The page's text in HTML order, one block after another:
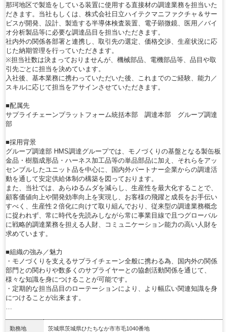
那珂地区で製造をしている装置に使用する直接材の調達業務を担当いた
だきます。当社もしくは、株式会社日立ハイテクマニファクチャ＆サー
ビスが開発、設計、製造する半導体検査装置、電子顕微鏡、医用／バイ
オ分析製品等に必要な調達品目を担当いただきます。
社内外の関係各部署と連携し、取引先の選定、価格交渉、生産状況に応
じた納期管理を行っていただきます。
※担当社数は決まっておりませんが、機械部品、電機部品等、品目や取
引先ごとに担当を決めています。
入社後、基本業務に携わっていただいた後、これまでのご経験、能力／
スキルに応じて担当をアサインさせていただきます。
■配属先
サプライチェーンプラットフォーム統括本部 調達本部 グループ調達
部
■採用背景
グループ調達部 HMS調達グループでは、モノづくりの基盤となる製缶板
金品・樹脂成形品・ハーネス加工品等の単品部品に加え、それらをアッ
センブルしたユニット品を中心に、国内外パートナー企業からの調達活
動を通して安定供給体制の構築を図っております。
また、当社では、あらゆるムダを減らし、生産性を最大化することで、
顧客価値向上や開発効率向上を実現し、お客様の飛躍と成長をお手伝い
すべく、生産性２倍化に向けて取り組んでおり、従来型の調達業務概念
に捉われず、常に時代を先読みしながら常に事業目線で且つグローバル
に戦略的調達業務を担える人財、コミュニケーション能力の高い人財を
求めています。
■組織の強み／魅力
・モノづくりを支えるサプライチェーン全般に携わる為、国内外の関係
部門との関わりや数多くのサプライヤーとの協創活動関係を通じて、
様々な知識を身につけることが可能です。
・定期的な担当品目のローテーションにより、より幅広い関連知識を身
につけることが出来ます。
勤務地 茨城県茨城県ひたちなか市市毛1040番地